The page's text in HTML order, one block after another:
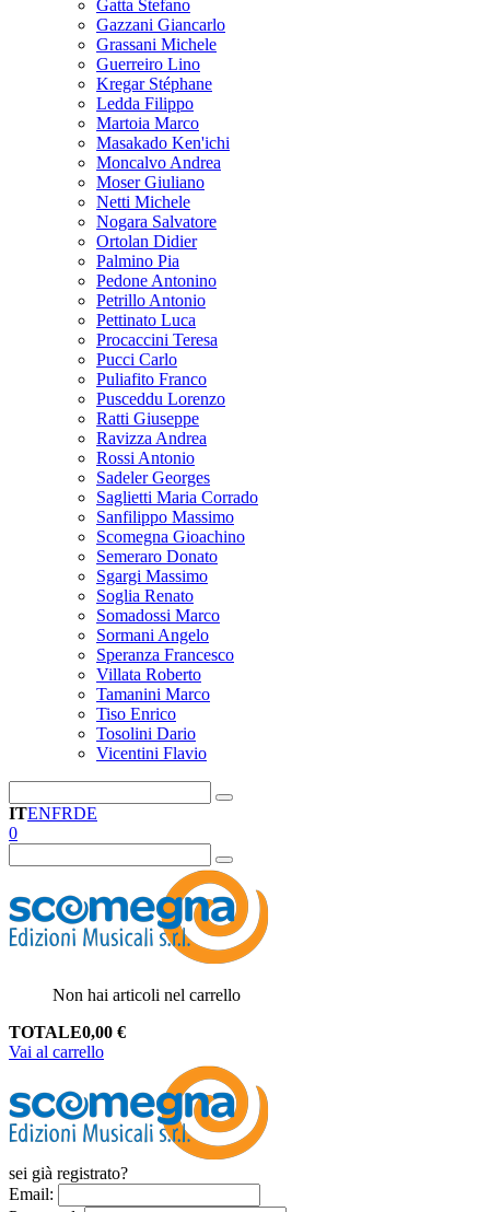
Gatta Stefano
Gazzani Giancarlo
Grassani Michele
Guerreiro Lino
Kregar Stéphane
Ledda Filippo
Martoia Marco
Masakado Ken'ichi
Moncalvo Andrea
Moser Giuliano
Netti Michele
Nogara Salvatore
Ortolan Didier
Palmino Pia
Pedone Antonino
Petrillo Antonio
Pettinato Luca
Procaccini Teresa
Pucci Carlo
Puliafito Franco
Pusceddu Lorenzo
Ratti Giuseppe
Ravizza Andrea
Rossi Antonio
Sadeler Georges
Saglietti Maria Corrado
Sanfilippo Massimo
Scomegna Gioachino
Semeraro Donato
Sgargi Massimo
Soglia Renato
Somadossi Marco
Sormani Angelo
Speranza Francesco
Villata Roberto
Tamanini Marco
Tiso Enrico
Tosolini Dario
Vicentini Flavio
ITENFRDE
0
Non hai articoli nel carrello
TOTALE0,00 €
Vai al carrello
sei già registrato?
Email: